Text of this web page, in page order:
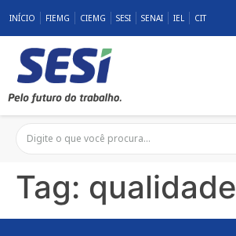
INÍCIO FIEMG CIEMG SESI SENAI IEL CIT
Tag: qualidade